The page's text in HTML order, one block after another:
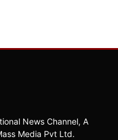
News Channel, A
Media Pvt Ltd.